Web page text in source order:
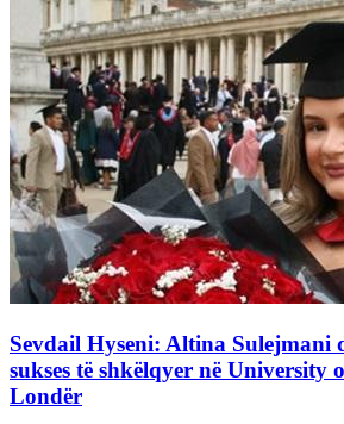
Sevdail Hyseni: Altina Sulejmani
sukses të shkëlqyer në University
Londër